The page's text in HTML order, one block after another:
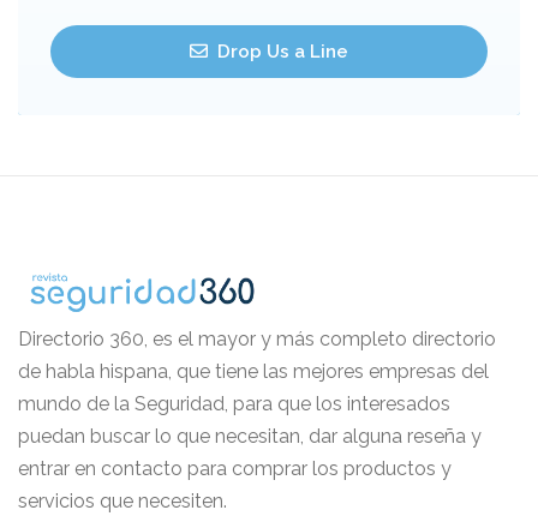
Drop Us a Line
Directorio 360, es el mayor y más completo directorio
de habla hispana, que tiene las mejores empresas del
mundo de la Seguridad, para que los interesados
puedan buscar lo que necesitan, dar alguna reseña y
entrar en contacto para comprar los productos y
servicios que necesiten.